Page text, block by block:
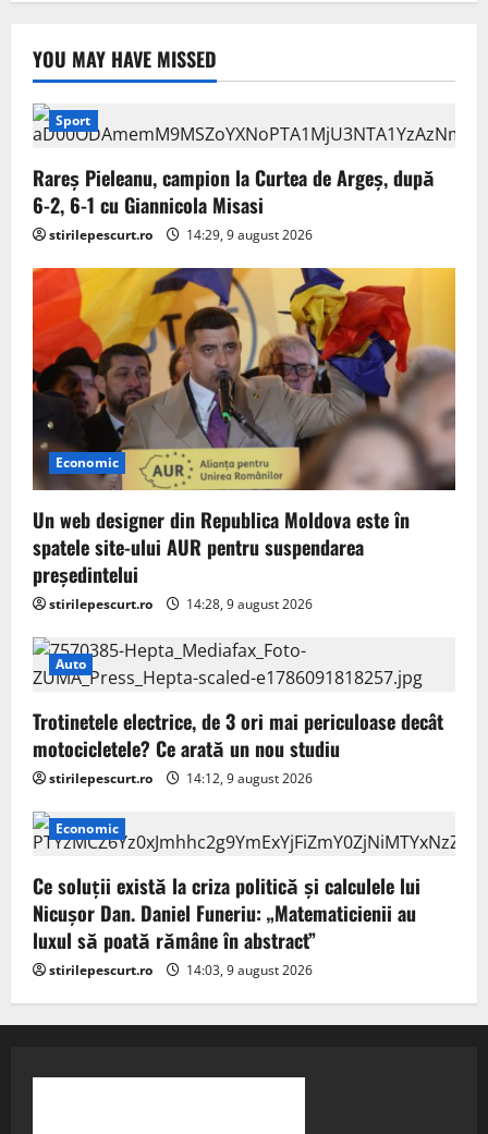
YOU MAY HAVE MISSED
Sport
Rareș Pieleanu, campion la Curtea de Argeș, după
6-2, 6-1 cu Giannicola Misasi
stirilepescurt.ro 14:29, 9 august 2026
Economic
Un web designer din Republica Moldova este în
spatele site-ului AUR pentru suspendarea
președintelui
stirilepescurt.ro 14:28, 9 august 2026
Auto
Trotinetele electrice, de 3 ori mai periculoase decât
motocicletele? Ce arată un nou studiu
stirilepescurt.ro 14:12, 9 august 2026
Economic
Ce soluții există la criza politică și calculele lui
Nicușor Dan. Daniel Funeriu: „Matematicienii au
luxul să poată rămâne în abstract”
stirilepescurt.ro 14:03, 9 august 2026